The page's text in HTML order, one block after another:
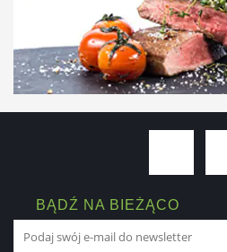
BĄDŹ NA BIEŻĄCO